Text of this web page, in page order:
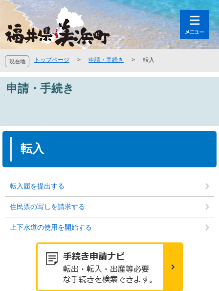
の
頭
で
す
ー
飛
ば
し
現在地 トップページ > 申請・手続き > 転入
申請・手続き
転入
転入届を提出する
住民票の写しを請求する
上下水道の使用を開始する